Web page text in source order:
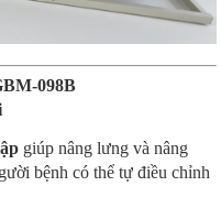
098B
giúp nâng lưng và nâng
bệnh có thể tự điều chỉnh